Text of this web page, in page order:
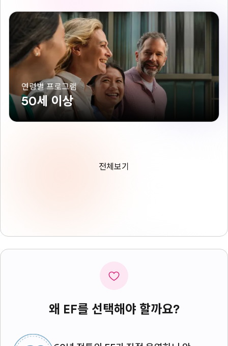
연령별 프로그램
50세 이상
전체보기
왜 EF를 선택해야 할까요?